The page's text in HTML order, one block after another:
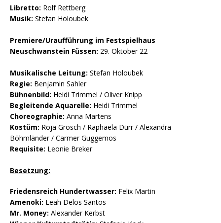
Libretto: Rolf Rettberg
Musik: Stefan Holoubek
Premiere/Uraufführung im Festspielhaus
Neuschwanstein Füssen: 29. Oktober 22
Musikalische Leitung: Stefan Holoubek
Regie: Benjamin Sahler
Bühnenbild: Heidi Trimmel / Oliver Knipp
Begleitende Aquarelle: Heidi Trimmel
Choreographie: Anna Martens
Kostüm: Roja Grosch / Raphaela Dürr / Alexandra
Böhmländer / Carmer Guggemos
Requisite: Leonie Breker
Besetzung:
Friedensreich Hundertwasser: Felix Martin
Amenoki: Leah Delos Santos
Mr. Money: Alexander Kerbst